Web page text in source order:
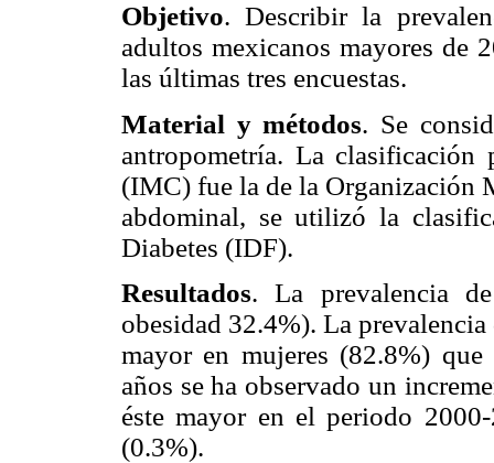
Objetivo. Describir la
adultos mexicanos mayores de
las últimas tres encuestas.
Material y métodos. Se
antropometría. La clasificación
(IMC) fue la de la Organización
abdominal, se utilizó la
Diabetes (IDF).
Resultados. La prevalencia
obesidad 32.4%). La
mayor en mujeres (82.8%)
años se ha observado un
éste mayor en el periodo
(0.3%).